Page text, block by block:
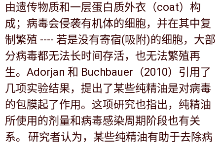
由遗传物质和一层蛋白质外衣（coat）构
成；病毒会侵袭有机体的细胞，并在其中复
制繁殖 ---- 若是没有寄宿(吸附)的细胞，大部
分病毒都无法长时间存活，也无法繁殖再
生。 Adorjan 和 Buchbauer （2010）引用了
几项实验结果，提出了某些纯精油是对病毒
的包膜起了作用。这项研究也指出，纯精油
所使用的剂量和病毒感染周期阶段也有关
系。
研究者认为，某些纯精油有助于去除病